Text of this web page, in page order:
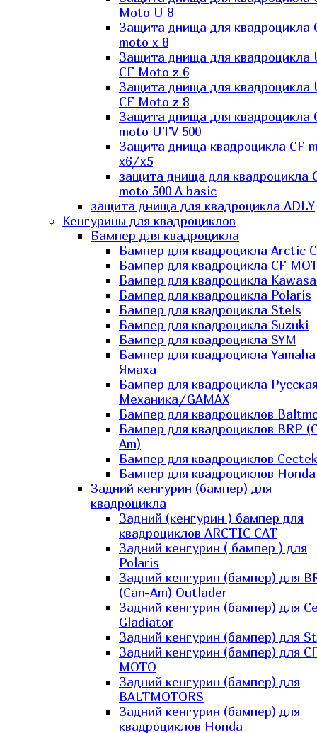
Moto U 8
Защита днища для квадроцикла
moto x 8
Защита днища для квадроцикла
CF Moto z 6
Защита днища для квадроцикла
CF Moto z 8
Защита днища для квадроцикла
moto UTV 500
Защита днища квадроцикла СF
x6/x5
защита днища для квадроцикла
moto 500 A basic
защита днища для квадроцикла ADLY
Кенгурины для квадроциклов
Бампер для квадроцикла
Бампер для квадроцикла Arctic
Бампер для квадроцикла CF
Бампер для квадроцикла
Бампер для квадроцикла Polaris
Бампер для квадроцикла Stels
Бампер для квадроцикла Suzuki
Бампер для квадроцикла SYM
Бампер для квадроцикла Yamaha
Ямаха
Бампер для квадроцикла
Механика/GAMAX
Бампер для квадроциклов
Бампер для квадроциклов BRP
Am)
Бампер для квадроциклов Cectek
Бампер для квадроциклов Honda
Задний кенгурин (бампер) для
квадроцикла
Задний (кенгурин ) бампер для
квадроциклов ARCTIC CAT
Задний кенгурин ( бампер ) для
Polaris
Задний кенгурин (бампер) для
(Can-Am) Outlader
Задний кенгурин (бампер) для
Gladiator
Задний кенгурин (бампер) для
Задний кенгурин (бампер) для
MOTO
Задний кенгурин (бампер) для
BALTMOTORS
Задний кенгурин (бампер) для
квадроциклов Honda